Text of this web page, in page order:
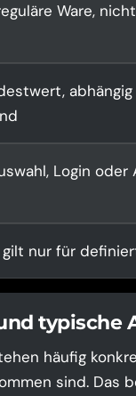
Ware,
abhängig
Login oder
gilt nur für
typische
häufig
sind.